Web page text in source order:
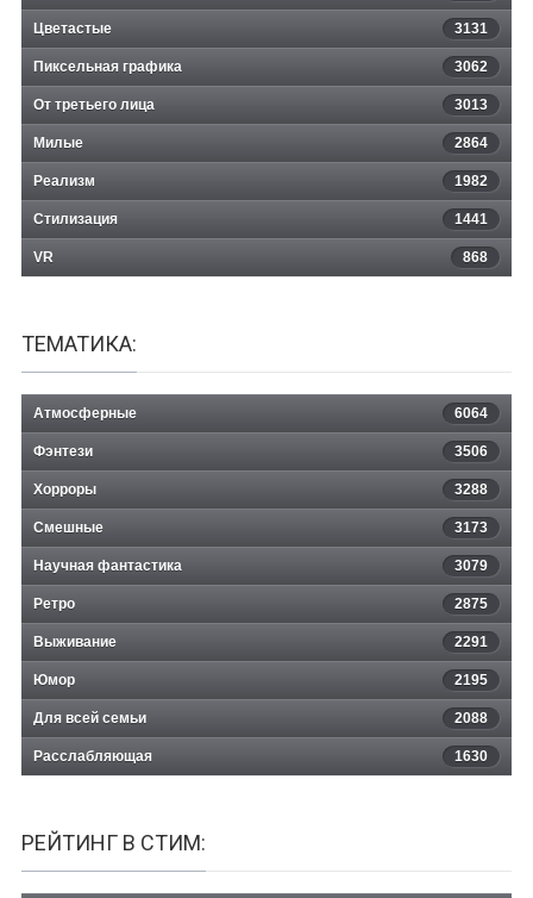
Цветастые 3131
Пиксельная графика 3062
От третьего лица 3013
Милые 2864
Реализм 1982
Стилизация 1441
VR 868
ТЕМАТИКА:
Атмосферные 6064
Фэнтези 3506
Хорроры 3288
Смешные 3173
Научная фантастика 3079
Ретро 2875
Выживание 2291
Юмор 2195
Для всей семьи 2088
Расслабляющая 1630
РЕЙТИНГ В СТИМ: